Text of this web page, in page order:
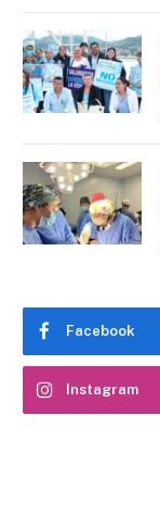
Facebook
Instagram